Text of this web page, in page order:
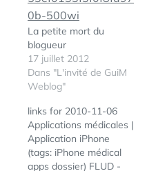
La petite mort du
blogueur
17 juillet 2012
Dans "L'invité de GuiM
Weblog"
links for 2010-11-06
Applications médicales |
Application iPhone
(tags: iPhone médical
apps dossier) FLUD -